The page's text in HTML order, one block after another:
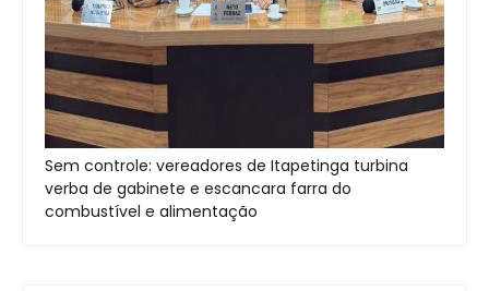
Sem controle: vereadores de Itapetinga turbina
verba de gabinete e escancara farra do
combustível e alimentação